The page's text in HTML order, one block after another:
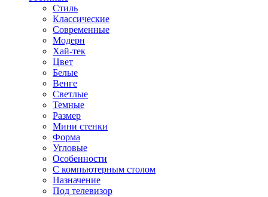
Стиль
Классические
Современные
Модерн
Хай-тек
Цвет
Белые
Венге
Светлые
Темные
Размер
Мини стенки
Форма
Угловые
Особенности
С компьютерным столом
Назначение
Под телевизор